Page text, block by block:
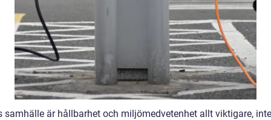
samhälle är hållbarhet och miljömedvetenhet allt viktigare,